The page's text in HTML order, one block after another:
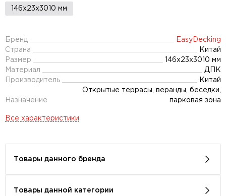
146х23х3010 мм
Бренд
EasyDecking
Страна
Китай
Размер
146х23х3010 мм
Материал
ДПК
Производитель
Китай
Назначение
Открытые террасы, веранды, беседки,
парковая зона
Все характеристики
Товары данного бренда
Товары данной категории